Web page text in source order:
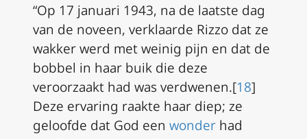
“Op 17 januari 1943, na de laatste dag
van de noveen, verklaarde Rizzo dat ze
wakker werd met weinig pijn en dat de
bobbel in haar buik die deze
veroorzaakt had was verdwenen.[18]
Deze ervaring raakte haar diep; ze
geloofde dat God een wonder had